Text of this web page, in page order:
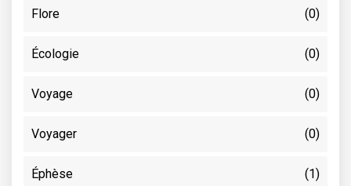
Flore (0)
Écologie (0)
Voyage (0)
Voyager (0)
Éphèse (1)